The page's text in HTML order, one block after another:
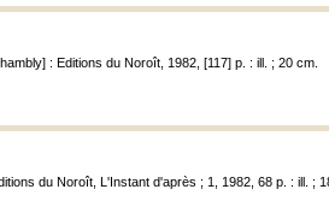
: Editions du Noroît, 1982, [117] p. : ill. ; 20 cm.
du Noroît, L'Instant d'après ; 1, 1982, 68 p. : ill. ;